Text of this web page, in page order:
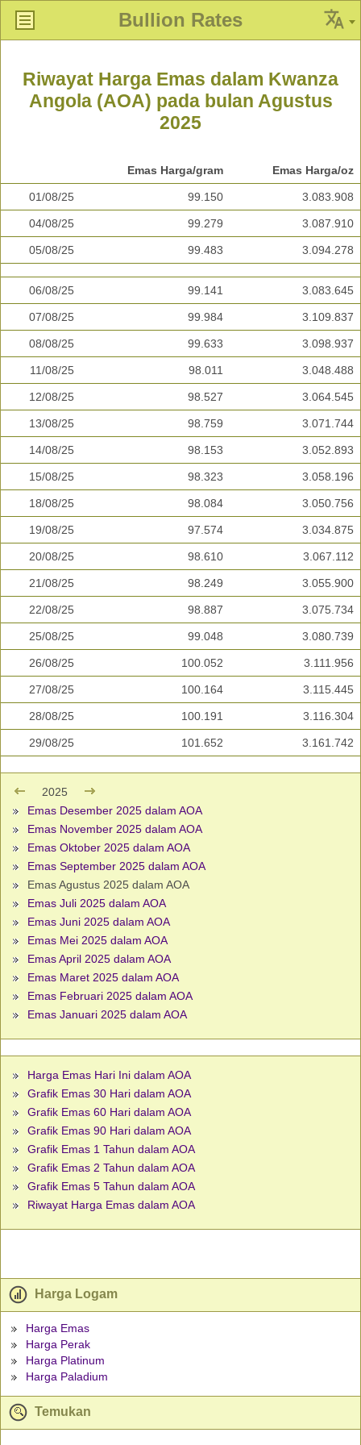
Bullion Rates
Riwayat Harga Emas dalam Kwanza
Angola (AOA) pada bulan Agustus
2025
Emas Harga/gram Emas Harga/oz
01/08/25 99.150 3.083.908
04/08/25 99.279 3.087.910
05/08/25 99.483 3.094.278
06/08/25 99.141 3.083.645
07/08/25 99.984 3.109.837
08/08/25 99.633 3.098.937
11/08/25 98.011 3.048.488
12/08/25 98.527 3.064.545
13/08/25 98.759 3.071.744
14/08/25 98.153 3.052.893
15/08/25 98.323 3.058.196
18/08/25 98.084 3.050.756
19/08/25 97.574 3.034.875
20/08/25 98.610 3.067.112
21/08/25 98.249 3.055.900
22/08/25 98.887 3.075.734
25/08/25 99.048 3.080.739
26/08/25 100.052 3.111.956
27/08/25 100.164 3.115.445
28/08/25 100.191 3.116.304
29/08/25 101.652 3.161.742
2025
Emas Desember 2025 dalam AOA
Emas November 2025 dalam AOA
Emas Oktober 2025 dalam AOA
Emas September 2025 dalam AOA
Emas Agustus 2025 dalam AOA
Emas Juli 2025 dalam AOA
Emas Juni 2025 dalam AOA
Emas Mei 2025 dalam AOA
Emas April 2025 dalam AOA
Emas Maret 2025 dalam AOA
Emas Februari 2025 dalam AOA
Emas Januari 2025 dalam AOA
Harga Emas Hari Ini dalam AOA
Grafik Emas 30 Hari dalam AOA
Grafik Emas 60 Hari dalam AOA
Grafik Emas 90 Hari dalam AOA
Grafik Emas 1 Tahun dalam AOA
Grafik Emas 2 Tahun dalam AOA
Grafik Emas 5 Tahun dalam AOA
Riwayat Harga Emas dalam AOA
Harga Logam
Harga Emas
Harga Perak
Harga Platinum
Harga Paladium
Temukan